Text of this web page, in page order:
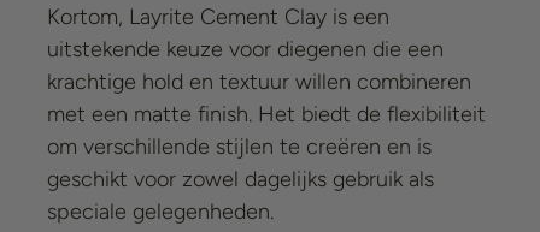
Kortom, Layrite Cement Clay is een
uitstekende keuze voor diegenen die een
krachtige hold en textuur willen combineren
met een matte finish. Het biedt de flexibiliteit
om verschillende stijlen te creëren en is
geschikt voor zowel dagelijks gebruik als
speciale gelegenheden.